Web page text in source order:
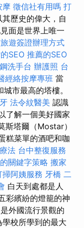
摩 徵信社有用嗎 打
歷史的偉大，自
面是世界上唯一
遊簽證辦理方式
SEO 推薦的SEO
洗手台 辦護照 台
經絡按摩專班 當
市最高的塔樓。
法令紋醫美 認識
了解一個美好國家
斯塔爾（Mostar）
糕菜單的酒吧和咖
法 台中整復服務
關鍵字策略 搬家
掃阿姨服務 牙橋 二
白天到處都是人
彩繽紛的燈籠的神
外國流行景觀的
校所學到的最大